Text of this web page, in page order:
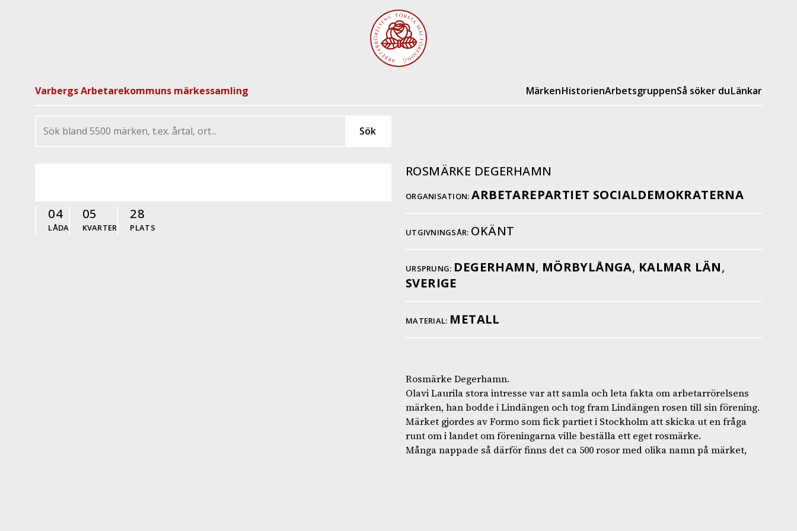
Varbergs Arbetarekommuns märkessamling MärkenHistorienArbetsgruppenSå söker duLänkar
04
LÅDA
05
KVARTER
28
PLATS
ROSMÄRKE DEGERHAMN
ORGANISATION: ARBETAREPARTIET SOCIALDEMOKRATERNA
UTGIVNINGSÅR: OKÄNT
URSPRUNG: DEGERHAMN, MÖRBYLÅNGA, KALMAR LÄN,
SVERIGE
MATERIAL: METALL
Rosmärke Degerhamn.
Olavi Laurila stora intresse var att samla och leta fakta om arbetarrörelsens
märken, han bodde i Lindängen och tog fram Lindängen rosen till sin förening.
Märket gjordes av Formo som fick partiet i Stockholm att skicka ut en fråga
runt om i landet om föreningarna ville beställa ett eget rosmärke.
Många nappade så därför finns det ca 500 rosor med olika namn på märket,